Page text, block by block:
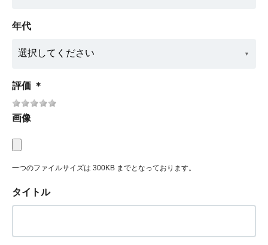
年代
評価 ＊
画像
一つのファイルサイズは 300KB までとなっております。
タイトル